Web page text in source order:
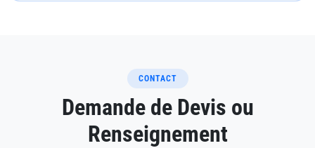
CONTACT
Demande de Devis ou
Renseignement